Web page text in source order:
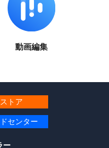
動画編集
トア
センター
ー